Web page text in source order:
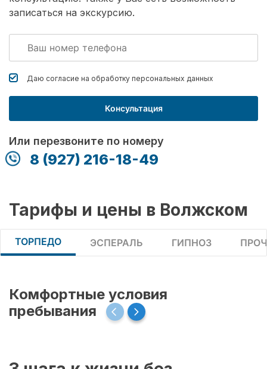
записаться на экскурсию.
Даю согласие на обработку персональных данных
Консультация
Или перезвоните по номеру
8 (927) 216-18-49
Тарифы и цены в Волжском
ТОРПЕДО ЭСПЕРАЛЬ ГИПНОЗ
Комфортные условия
пребывания